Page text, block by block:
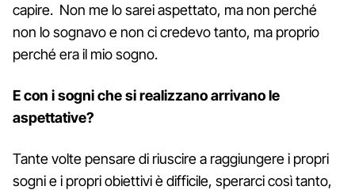
capire. Non me lo sarei aspettato, ma non perché
non lo sognavo e non ci credevo tanto, ma proprio
perché era il mio sogno.
E con i sogni che si realizzano arrivano le
aspettative?
Tante volte pensare di riuscire a raggiungere i propri
sogni e i propri obiettivi è difficile, sperarci così tanto,